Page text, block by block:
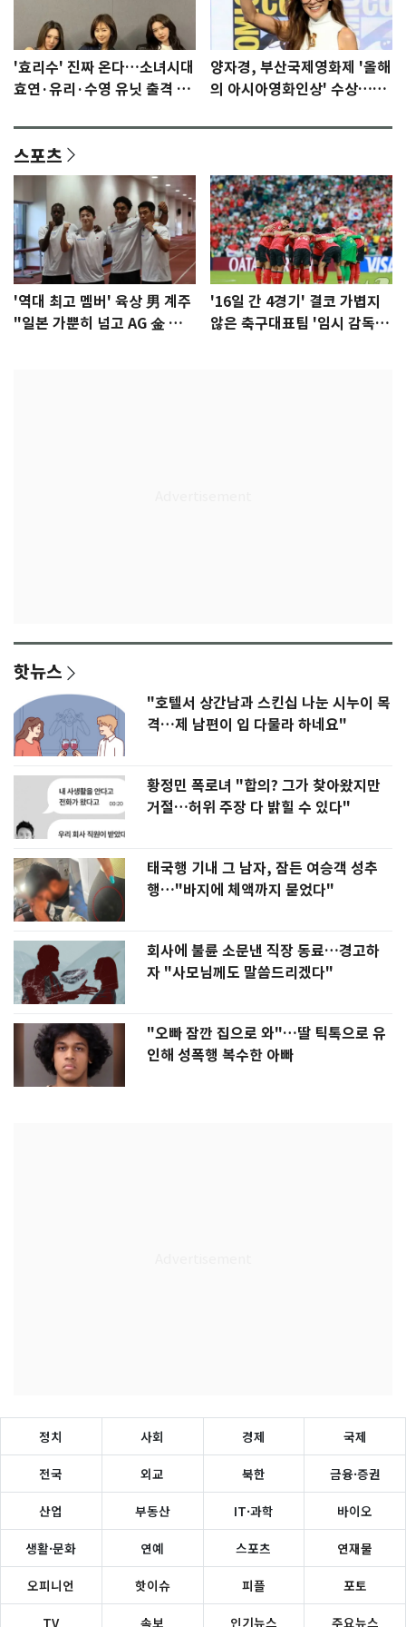
'효리수' 진짜 온다…소녀시대
효연·유리·수영 유닛 출격 [N
양자경, 부산국제영화제 '올해
의 아시아영화인상' 수상…15
스포츠
'역대 최고 멤버' 육상 男 계주
"일본 가뿐히 넘고 AG 金 따겠
'16일 간 4경기' 결코 가볍지
않은 축구대표팀 '임시 감독'
핫뉴스
"호텔서 상간남과 스킨십 나눈 시누이 목
격…제 남편이 입 다물라 하네요"
황정민 폭로녀 "합의? 그가 찾아왔지만
거절…허위 주장 다 밝힐 수 있다"
태국행 기내 그 남자, 잠든 여승객 성추
행…"바지에 체액까지 묻었다"
회사에 불륜 소문낸 직장 동료…경고하
자 "사모님께도 말씀드리겠다"
"오빠 잠깐 집으로 와"…딸 틱톡으로 유
인해 성폭행 복수한 아빠
정치 사회 경제 국제
전국 외교 북한 금융·증권
산업 부동산 IT·과학 바이오
생활·문화 연예 스포츠 연재물
오피니언 핫이슈 피플 포토
TV 속보 인기뉴스 주요뉴스